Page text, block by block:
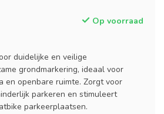
Op voorraad
duidelijke en veilige
grondmarkering, ideaal voor
en openbare ruimte. Zorgt voor
parkeren en stimuleert
parkeerplaatsen.